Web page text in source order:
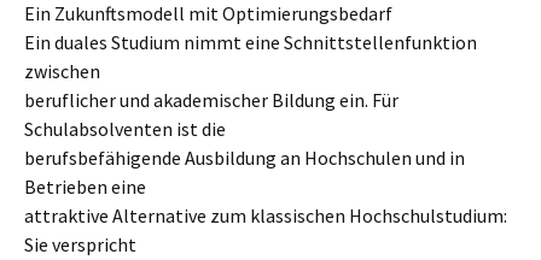
Ein Zukunftsmodell mit Optimierungsbedarf
Ein duales Studium nimmt eine Schnittstellenfunktion
zwischen
beruflicher und akademischer Bildung ein. Für
Schulabsolventen ist die
berufsbefähigende Ausbildung an Hochschulen und in
Betrieben eine
attraktive Alternative zum klassischen Hochschulstudium:
Sie verspricht